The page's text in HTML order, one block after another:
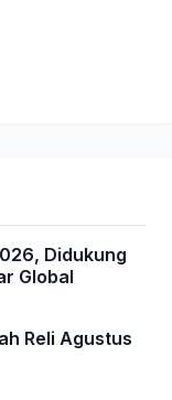
Didukung
Global
Reli Agustus